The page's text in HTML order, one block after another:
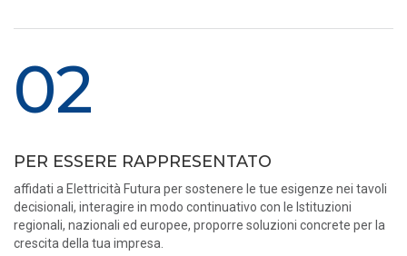
02
PER ESSERE RAPPRESENTATO
affidati a Elettricità Futura per sostenere le tue esigenze nei tavoli
decisionali, interagire in modo continuativo con le Istituzioni
regionali, nazionali ed europee, proporre soluzioni concrete per la
crescita della tua impresa.